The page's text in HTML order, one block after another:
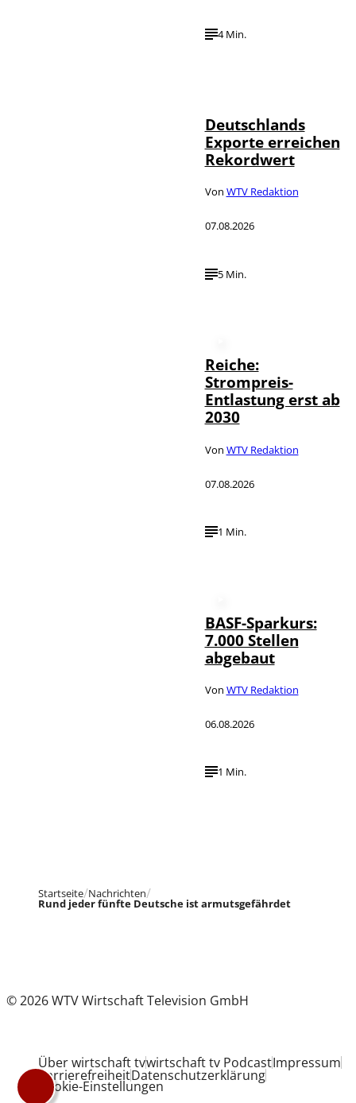
4 Min.
Deutschlands
Exporte erreichen
Rekordwert
Von WTV Redaktion
07.08.2026
5 Min.
Reiche:
Strompreis-
Entlastung erst ab
2030
Von WTV Redaktion
07.08.2026
1 Min.
BASF-Sparkurs:
7.000 Stellen
abgebaut
Von WTV Redaktion
06.08.2026
1 Min.
Startseite Nachrichten
Rund jeder fünfte Deutsche ist armutsgefährdet
© 2026 WTV Wirtschaft Television GmbH
Über wirtschaft tvwirtschaft tv PodcastImpressum
BarrierefreiheitDatenschutzerklärung
Cookie-Einstellungen